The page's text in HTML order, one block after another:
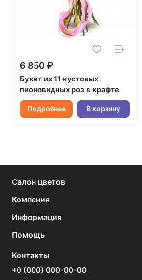
6 850 ₽
Букет из 11 кустовых
пионовидных роз в крафте
Подробнее В корзину
Салон цветов
Компания
Информация
Помощь
Контакты
+0 (000) 000-00-00